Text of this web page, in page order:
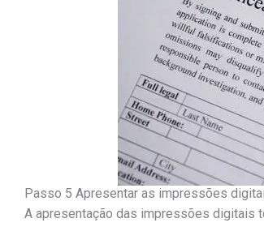
Passo 5 Apresentar as impressões
A apresentação das impressões digitais